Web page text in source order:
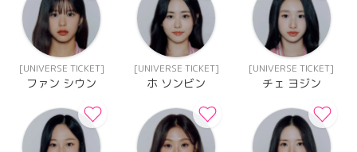
[UNIVERSE TICKET]
ファン シウン
[UNIVERSE TICKET]
ホ ソンビン
[UNIVERSE TICKET]
チェ ヨジン